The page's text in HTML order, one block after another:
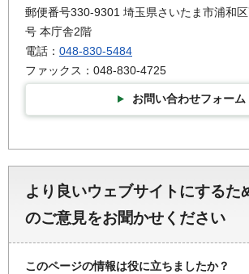
郵便番号330-9301 埼玉県さいたま市浦和
号 本庁舎2階
電話： 048-830-5484
ファックス：048-830-4725
お問い合わせフォーム
より良いウェブサイトにするた
のご意見をお聞かせください
このページの情報は役に立ちましたか？